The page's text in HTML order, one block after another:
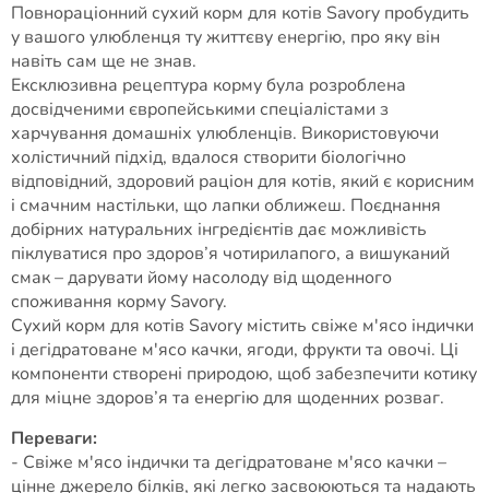
Повнораціонний сухий корм для котів Savory пробудить
у вашого улюбленця ту життєву енергію, про яку він
навіть сам ще не знав.
Ексклюзивна рецептура корму була розроблена
досвідченими європейськими спеціалістами з
харчування домашніх улюбленців. Використовуючи
холістичний підхід, вдалося створити біологічно
відповідний, здоровий раціон для котів, який є корисним
і смачним настільки, що лапки оближеш. Поєднання
добірних натуральних інгредієнтів дає можливість
піклуватися про здоров’я чотирилапого, а вишуканий
смак – дарувати йому насолоду від щоденного
споживання корму Savory.
Сухий корм для котів Savory містить свіже м'ясо індички
і дегідратоване м'ясо качки, ягоди, фрукти та овочі. Ці
компоненти створені природою, щоб забезпечити котику
для міцне здоров’я та енергію для щоденних розваг.
Переваги:
- Свіже м'ясо індички та дегідратоване м'ясо качки –
цінне джерело білків, які легко засвоюються та надають